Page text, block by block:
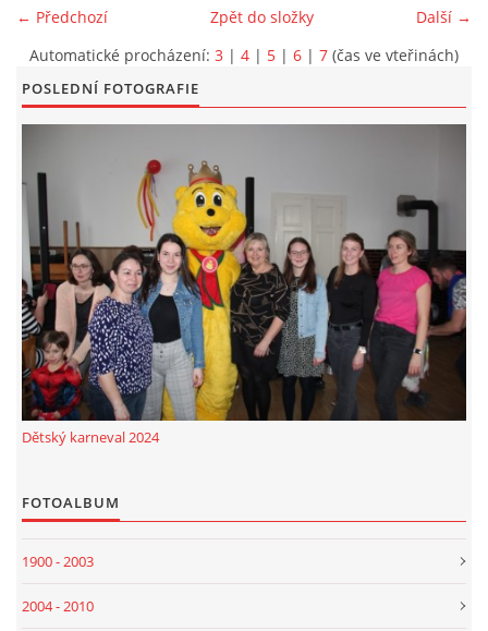
© 2026 eStránky.cz |Aktualizováno: 5. 6. 2026|Nahoru ↑
← Předchozí Další →
Zpět do složky
Automatické procházení: 3 | 4 | 5 | 6 | 7 (čas ve vteřinách)
POSLEDNÍ FOTOGRAFIE
Dětský karneval 2024
FOTOALBUM
1900 - 2003
2004 - 2010